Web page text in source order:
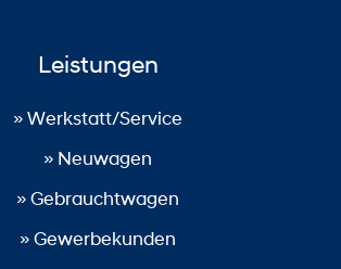
Leistungen
» Werkstatt/Service
» Neuwagen
» Gebrauchtwagen
» Gewerbekunden